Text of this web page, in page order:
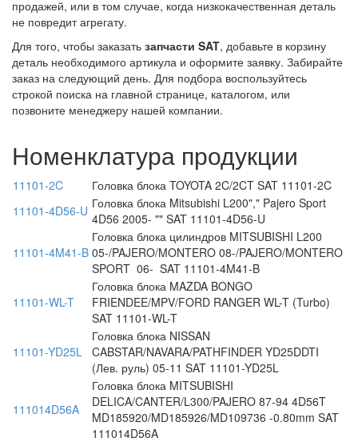
продажей, или в том случае, когда низкокачественная деталь
не повредит агрегату.
Для того, чтобы заказать запчасти SAT, добавьте в корзину
деталь необходимого артикула и оформите заявку. Забирайте
заказ на следующий день. Для подбора воспользуйтесь
строкой поиска на главной странице, каталогом, или
позвоните менеджеру нашей компании.
Номенклатура продукции
11101-2C
Головка блока TOYOTA 2C/2CT SAT 11101-2C
11101-4D56-U Головка блока Mitsubishi L200"," Pajero Sport
4D56 2005- "" SAT 11101-4D56-U
11101-4M41-B
Головка блока цилиндров MITSUBISHI L200
05-/PAJERO/MONTERO 08-/PAJERO/MONTERO
SPORT 06- SAT 11101-4M41-B
11101-WL-T
Головка блока MAZDA BONGO
FRIENDEE/MPV/FORD RANGER WL-T (Turbo)
SAT 11101-WL-T
11101-YD25L
Головка блока NISSAN
CABSTAR/NAVARA/PATHFINDER YD25DDTI
(Лев. руль) 05-11 SAT 11101-YD25L
111014D56A
Головка блока MITSUBISHI
DELICA/CANTER/L300/PAJERO 87-94 4D56T
MD185920/MD185926/MD109736 -0.80mm SAT
111014D56A